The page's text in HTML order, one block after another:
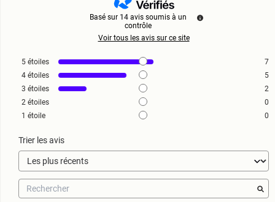
Basé sur 14 avis soumis à un
contrôle
Voir tous les avis sur ce site
5 étoiles
7
4 étoiles
5
3 étoiles
2
2 étoiles
0
1 étoile 0
Trier les avis